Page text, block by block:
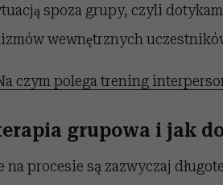
spoza grupy, czyli
wewnętrznych
czym polega trening
grupowa i jak
na procesie są zazwyczaj